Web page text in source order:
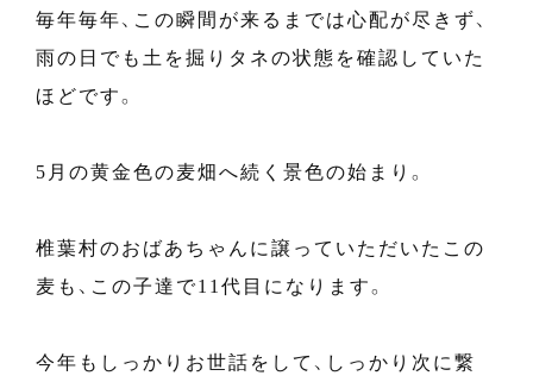
毎年毎年、この瞬間が来るまでは心配が尽きず、
雨の日でも土を掘りタネの状態を確認していた
ほどです。
5月の黄金色の麦畑へ続く景色の始まり。
椎葉村のおばあちゃんに譲っていただいたこの
麦も、この子達で11代目になります。
今年もしっかりお世話をして、しっかり次に繋